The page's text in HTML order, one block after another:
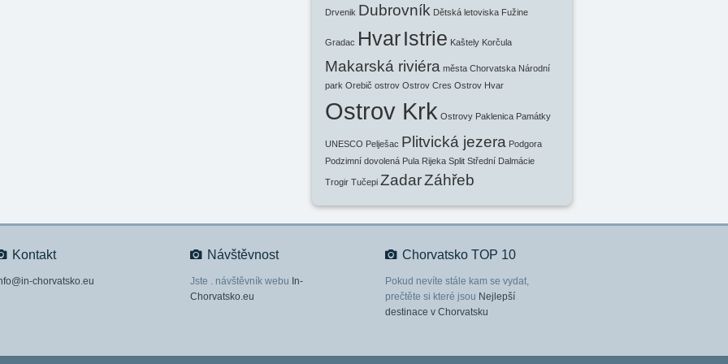
Drvenik Dubrovník Dětská letoviska Fužine
Gradac HvarIstrie Kaštely Korčula
Makarská riviéra města Chorvatska Národní
park Orebič ostrov Ostrov Cres Ostrov Hvar
Ostrov Krk Ostrovy Paklenica Památky
UNESCO Pelješac Plitvická jezera Podgora
Podzimní dovolená Pula Rijeka Split Střední Dalmácie
Trogir Tučepi ZadarZáhřeb
Kontakt
chorvatsko.eu
Návštěvnost
Jste . návštěvník webu In-
Chorvatsko.eu
Chorvatsko TOP 10
Pokud nevíte stále kam se vydat,
prečtěte si které jsou Nejlepší
destinace v Chorvatsku